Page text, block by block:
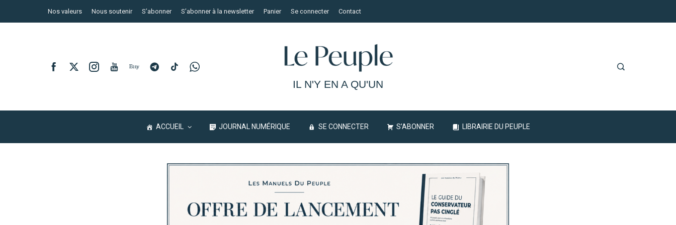
Nos valeurs Nous soutenir S’abonner S’abonner à la newsletter Panier Se connecter Contact
IL N'Y EN A QU'UN
ACCUEIL JOURNAL NUMÉRIQUE SE CONNECTER S’ABONNER LIBRAIRIE DU PEUPLE